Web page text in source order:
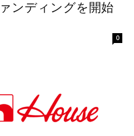
ンディングを開始
0